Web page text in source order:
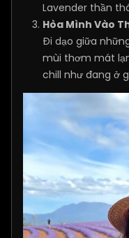
Lavender thần
Hòa Mình Vào
Đi dạo giữa
mùi thơm mát
chill như đang ở